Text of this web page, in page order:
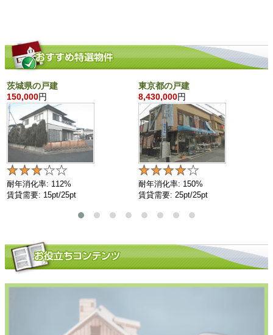
茨城県の戸建
150,000円
耐年消化率: 112%
賃貸需要: 15pt/25pt
東京都の戸建
8,430,000円
耐年消化率: 150%
賃貸需要: 25pt/25pt